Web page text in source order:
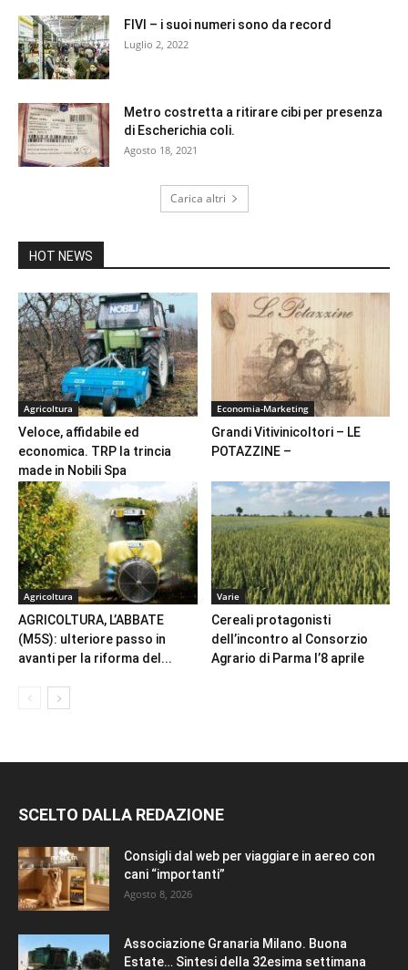
FIVI – i suoi numeri sono da record
Luglio 2, 2022
Metro costretta a ritirare cibi per presenza
di Escherichia coli.
Agosto 18, 2021
Carica altri
HOT NEWS
Agricoltura
Veloce, affidabile ed
economica. TRP la trincia
made in Nobili Spa
Economia-Marketing
Grandi Vitivinicoltori – LE
POTAZZINE –
Agricoltura
AGRICOLTURA, L’ABBATE
(M5S): ulteriore passo in
avanti per la riforma del...
Varie
Cereali protagonisti
dell’incontro al Consorzio
Agrario di Parma l’8 aprile
SCELTO DALLA REDAZIONE
Consigli dal web per viaggiare in aereo con
cani “importanti”
Agosto 8, 2026
Associazione Granaria Milano. Buona
Estate… Sintesi della 32esima settimana